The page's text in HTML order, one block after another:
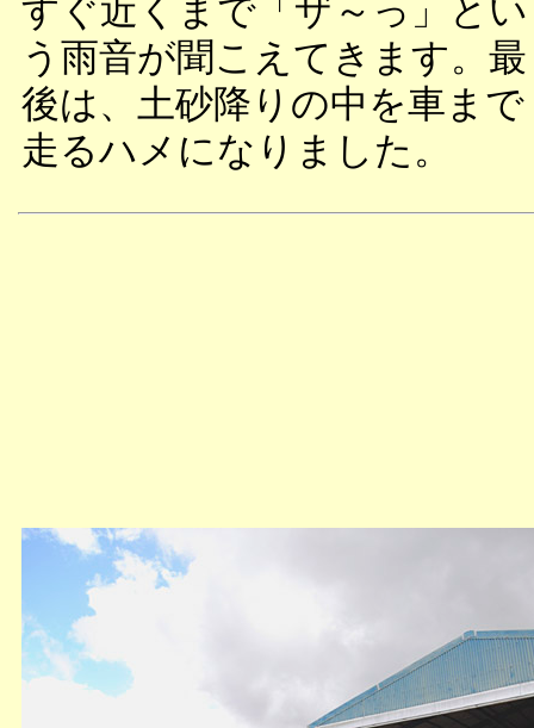
すぐ近くまで「ザ～っ」とい
う雨音が聞こえてきます。最
後は、土砂降りの中を車まで
走るハメになりました。